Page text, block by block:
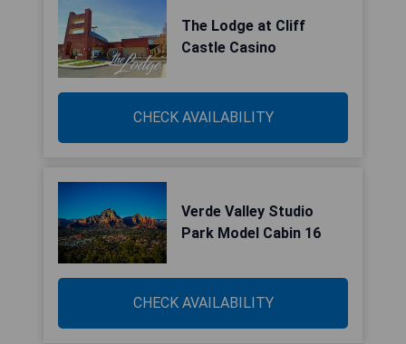
The Lodge at Cliff
Castle Casino
CHECK AVAILABILITY
Verde Valley Studio
Park Model Cabin 16
CHECK AVAILABILITY